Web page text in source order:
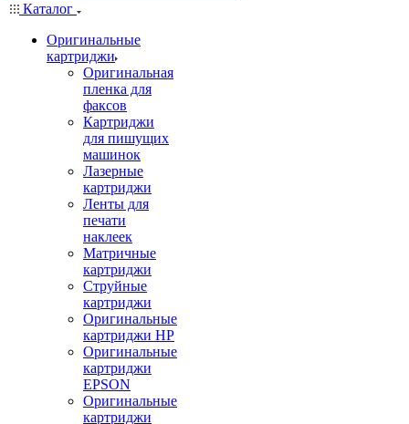
Каталог
Оригинальные
картриджи
Оригинальная
пленка для
факсов
Картриджи
для пишущих
машинок
Лазерные
картриджи
Ленты для
печати
наклеек
Матричные
картриджи
Струйные
картриджи
Оригинальные
картриджи HP
Оригинальные
картриджи
EPSON
Оригинальные
картриджи